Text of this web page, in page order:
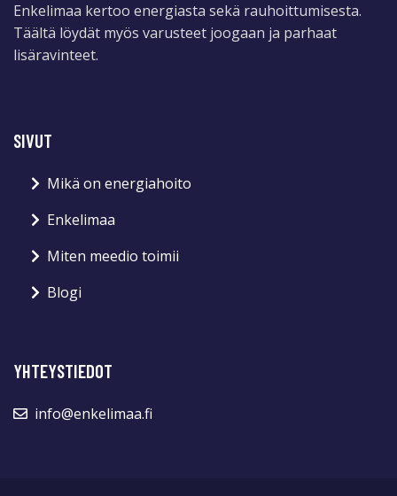
Enkelimaa kertoo energiasta sekä rauhoittumisesta.
Täältä löydät myös varusteet joogaan ja parhaat
lisäravinteet.
SIVUT
Mikä on energiahoito
Enkelimaa
Miten meedio toimii
Blogi
YHTEYSTIEDOT
info@enkelimaa.fi